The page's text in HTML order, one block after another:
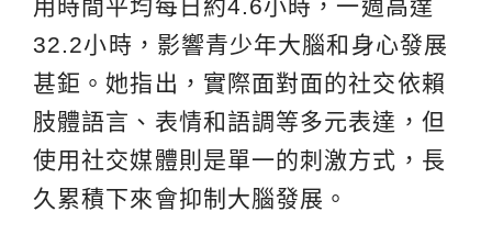
用時間平均每日約4.6小時，一週高達
32.2小時，影響青少年大腦和身心發展
甚鉅。她指出，實際面對面的社交依賴
肢體語言、表情和語調等多元表達，但
使用社交媒體則是單一的刺激方式，長
久累積下來會抑制大腦發展。